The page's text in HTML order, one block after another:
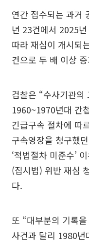
연간 접수되는 과거
년 23건에서 2025
따라 재심이 개시되
건으로 두 배 이상
검찰은 “수사기관의
1960~1970년대 간
긴급구속 절차에 따
구속영장을 청구했
‘적법절차 미준수’
(집시법) 위반 재심
다.
또 “대부분의 기록
사건과 달리 1980년